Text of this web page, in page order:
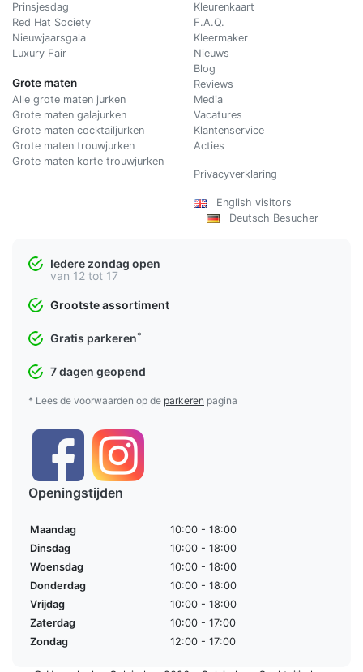
Prinsjesdag
Red Hat Society
Nieuwjaarsgala
Luxury Fair
Grote maten
Alle grote maten jurken
Grote maten galajurken
Grote maten cocktailjurken
Grote maten trouwjurken
Grote maten korte trouwjurken
Kleurenkaart
F.A.Q.
Kleermaker
Nieuws
Blog
Reviews
Media
Vacatures
Klantenservice
Acties
Privacyverklaring
English visitors
Deutsch Besucher
Iedere zondag open
van 12 tot 17
Grootste assortiment
Gratis parkeren*
7 dagen geopend
* Lees de voorwaarden op de parkeren pagina
Openingstijden
Maandag
10:00 - 18:00
Dinsdag
10:00 - 18:00
Woensdag
10:00 - 18:00
Donderdag
10:00 - 18:00
Vrijdag
10:00 - 18:00
Zaterdag
10:00 - 17:00
Zondag
12:00 - 17:00